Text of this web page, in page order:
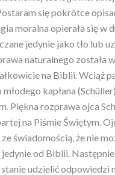
się pokrótce
moralna opierała się w
jedynie jako tło lub
naturalnego została
na Biblii. Wciąż
kapłana
Piękna rozprawa ojca
na Piśmie Świętym.
świadomością, że nie
od Biblii.
udzielić odpowiedzi